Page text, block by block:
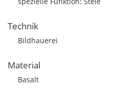
Technik
Bildhauerei
Material
Basalt